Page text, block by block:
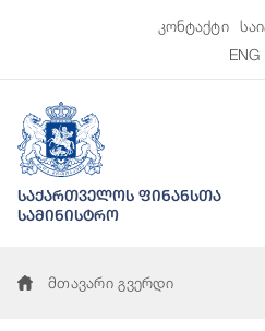
კონტაქტი
ENG
საქართველოს ფინანსთა
სამინისტრო
მთავარი გვერდი